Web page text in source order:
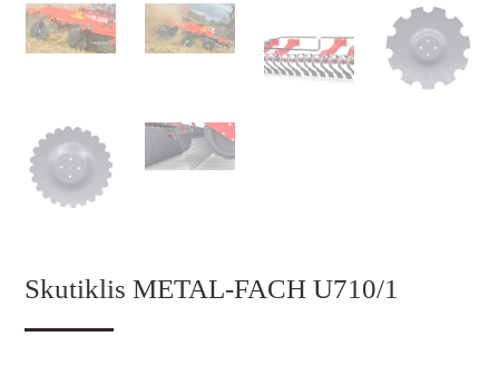
Skutiklis METAL-FACH U710/1